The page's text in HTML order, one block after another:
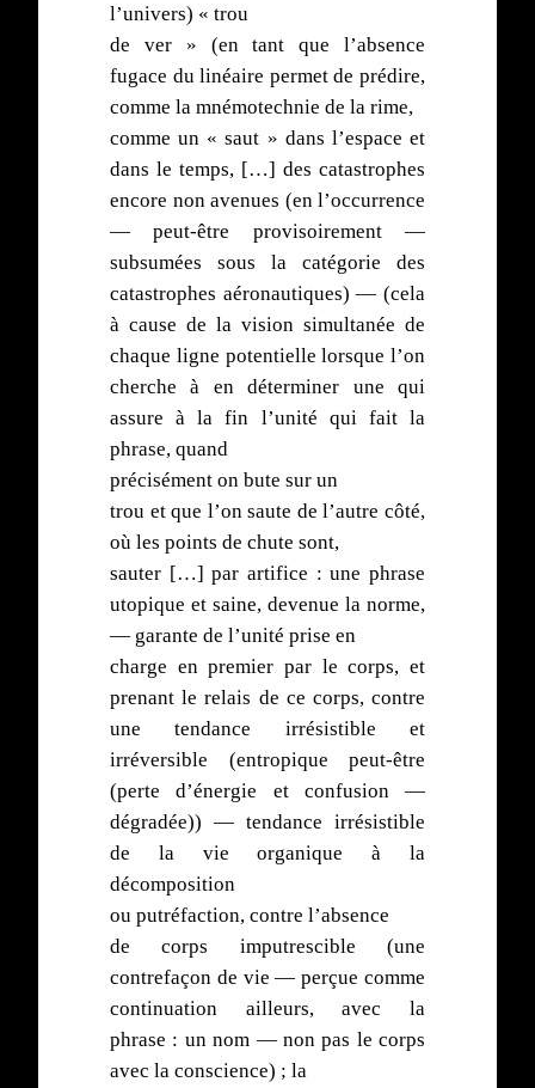
l’univers) « trou
de ver » (en tant que l’absence
fugace du linéaire permet de prédire,
comme la mnémotechnie de la rime,
comme un « saut » dans l’espace et
dans le temps, […] des catastrophes
encore non avenues (en l’occurrence
— peut-être provisoirement —
subsumées sous la catégorie des
catastrophes aéronautiques) — (cela
à cause de la vision simultanée de
chaque ligne potentielle lorsque l’on
cherche à en déterminer une qui
assure à la fin l’unité qui fait la
phrase, quand
précisément on bute sur un
trou et que l’on saute de l’autre côté,
où les points de chute sont,
sauter […] par artifice : une phrase
utopique et saine, devenue la norme,
— garante de l’unité prise en
charge en premier par le corps, et
prenant le relais de ce corps, contre
une tendance irrésistible et
irréversible (entropique peut-être
(perte d’énergie et confusion —
dégradée)) — tendance irrésistible
de la vie organique à la
décomposition
ou putréfaction, contre l’absence
de corps imputrescible (une
contrefaçon de vie — perçue comme
continuation ailleurs, avec la
phrase : un nom — non pas le corps
avec la conscience) ; la